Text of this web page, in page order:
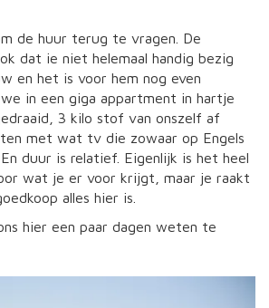
de huur terug te vragen. De
dat ie niet helemaal handig bezig
en het is voor hem nog even
in een giga appartment in hartje
3 kilo stof van onszelf af
met wat tv die zowaar op Engels
duur is relatief. Eigenlijk is het heel
wat je er voor krijgt, maar je raakt
alles hier is.
hier een paar dagen weten te